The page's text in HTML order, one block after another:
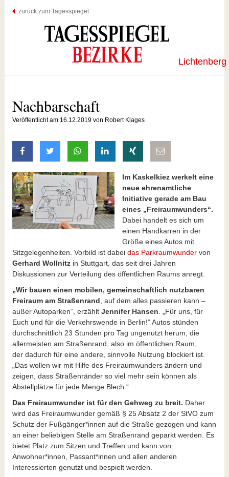
zurück zum Tagesspiegel
Lichtenberg
Nachbarschaft
Veröffentlicht am 16.12.2019 von Robert Klages
auf Facebook teilen
auf Twitter teilenmit Whatsapp teilen
auf LinkedIn teilen
auf Xing teilen
Im Kaskelkiez werkelt eine
neue ehrenamtliche
Initiative gerade am Bau
eines „Freiraumwunders“.
Dabei handelt es sich um
einen Handkarren in der
Größe eines Autos mit
Sitzgelegenheiten. Vorbild ist dabei das Parkraumwundervon
Gerhard Wollnitzin Stuttgart, das seit drei Jahren
Diskussionen zur Verteilung des öffentlichen Raums anregt.
„Wir bauen einen mobilen, gemeinschaftlich nutzbaren
Freiraum am Straßenrand , auf dem alles passieren kann –
außer Autoparken“, erzählt Jennifer Hansen . „Für uns, für
Euch und für die Verkehrswende in Berlin!“ Autos stünden
durchschnittlich 23 Stunden pro Tag ungenutzt herum, die
allermeisten am Straßenrand, also im öffentlichen Raum,
der dadurch für eine andere, sinnvolle Nutzung blockiert ist.
„Das wollen wir mit Hilfe des Freiraumwunders ändern und
zeigen, dass Straßenränder so viel mehr sein können als
Abstellplätze für jede Menge Blech.“
Das Freiraumwunder ist für den Gehweg zu breit. Daher
wird das Freiraumwunder gemäß § 25 Absatz 2 der StVO zum
Schutz der Fußgänger*innen auf die Straße gezogen und kann
an einer beliebigen Stelle am Straßenrand geparkt werden. Es
bietet Platz zum Sitzen und Treffen und kann von
Anwohner*innen, Passant*innen und allen anderen
Interessierten genutzt und bespielt werden.